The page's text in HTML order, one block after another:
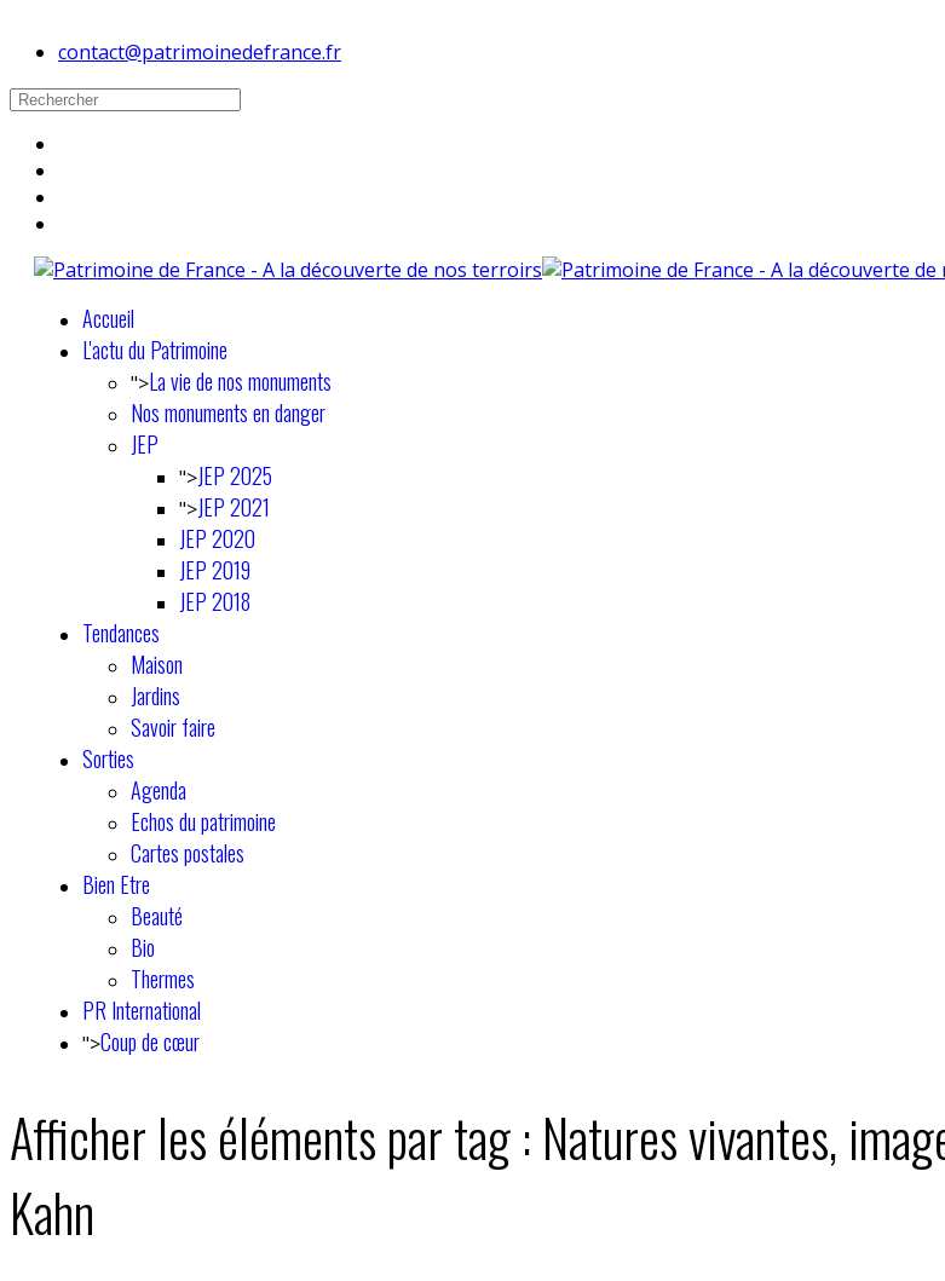
contact@patrimoinedefrance.fr
Accueil
L'actu du Patrimoine
">La vie de nos monuments
Nos monuments en danger
JEP
">JEP 2025
">JEP 2021
JEP 2020
JEP 2019
JEP 2018
Tendances
Maison
Jardins
Savoir faire
Sorties
Agenda
Echos du patrimoine
Cartes postales
Bien Etre
Beauté
Bio
Thermes
PR International
">Coup de cœur
Afficher les éléments par tag : Natures vivantes,
Kahn